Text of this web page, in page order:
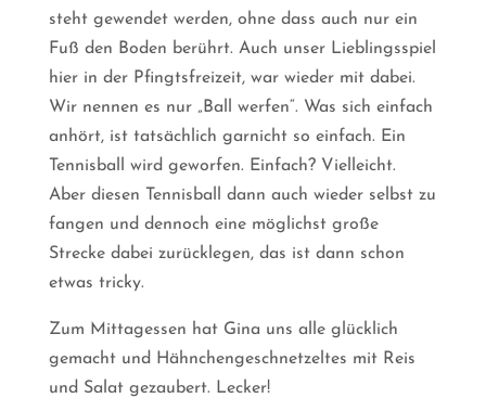
steht gewendet werden, ohne dass auch nur ein
Fuß den Boden berührt. Auch unser Lieblingsspiel
hier in der Pfingtsfreizeit, war wieder mit dabei.
Wir nennen es nur „Ball werfen“. Was sich einfach
anhört, ist tatsächlich garnicht so einfach. Ein
Tennisball wird geworfen. Einfach? Vielleicht.
Aber diesen Tennisball dann auch wieder selbst zu
fangen und dennoch eine möglichst große
Strecke dabei zurücklegen, das ist dann schon
etwas tricky.
Zum Mittagessen hat Gina uns alle glücklich
gemacht und Hähnchengeschnetzeltes mit Reis
und Salat gezaubert. Lecker!